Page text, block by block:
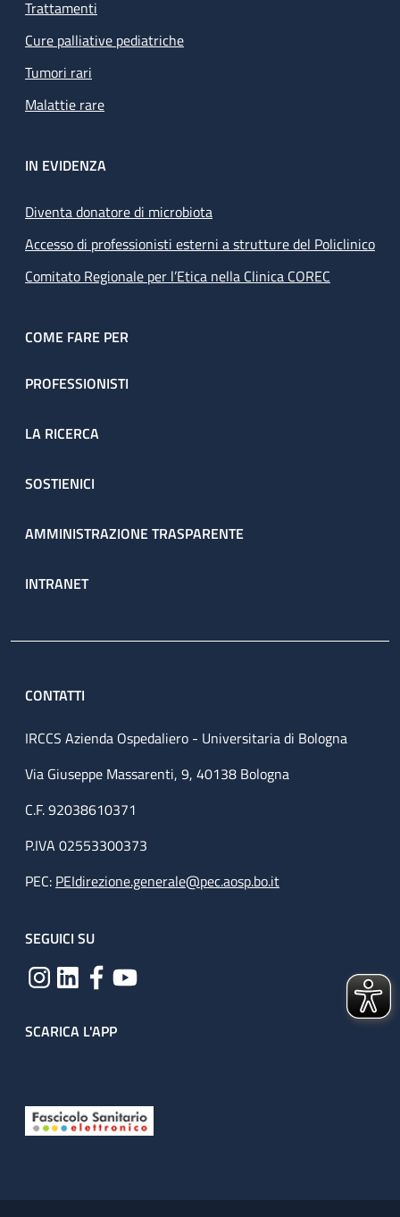
Trattamenti
Cure palliative pediatriche
Tumori rari
Malattie rare
IN EVIDENZA
Diventa donatore di microbiota
Accesso di professionisti esterni a strutture del Policlinico
Comitato Regionale per l’Etica nella Clinica COREC
COME FARE PER
PROFESSIONISTI
LA RICERCA
SOSTIENICI
AMMINISTRAZIONE TRASPARENTE
INTRANET
CONTATTI
IRCCS Azienda Ospedaliero - Universitaria di Bologna
Via Giuseppe Massarenti, 9, 40138 Bologna
C.F. 92038610371
P.IVA 02553300373
PEC: PEIdirezione.generale@pec.aosp.bo.it
SEGUICI SU
SCARICA L'APP